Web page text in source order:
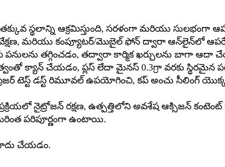
స్థలాన్ని ఆక్రమిస్తుంది, సరళంగా మరియు సులభంగా
మరియు కంప్యూటర్/మొబైల్ ఫోన్ ద్వారా ఆన్‌లైన్‌లో
పనులను తగ్గించడం, తద్వారా కార్మిక ఖర్చులను బాగా ఆదా
క్యాన్ చేయడం, ప్లస్ లేదా మైనస్ 0.3గ్రా వరకు స్థిరమైన
టెస్ట్ డస్ట్ రిమూవల్ ఉపయోగించి, కప్ అంచు సీలింగ్
నైట్రోజన్ రక్షణ, ఉత్పత్తిలోని అవశేష ఆక్సిజన్ కంటెంట్
పరిపూర్ణంగా ఉంటాయి.
చేయడం.